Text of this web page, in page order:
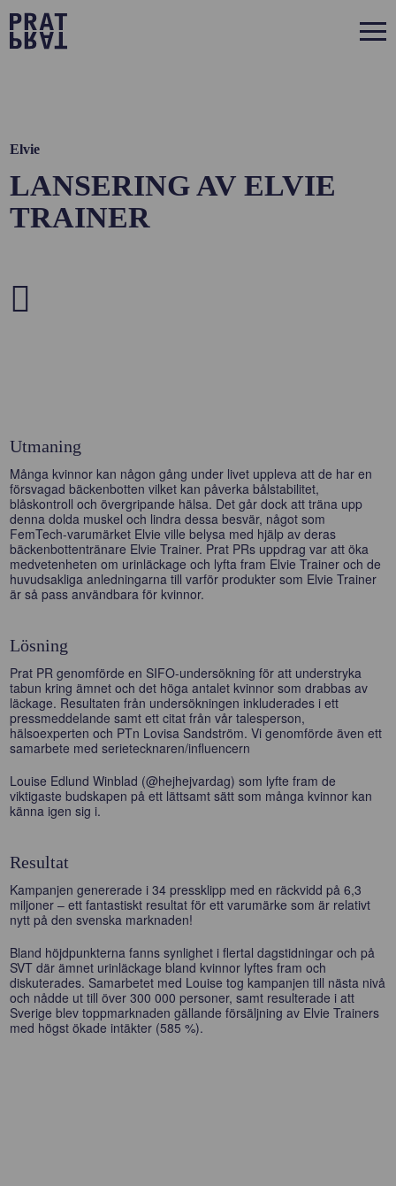
Elvie
LANSERING AV ELVIE
TRAINER
Utmaning
Många kvinnor kan någon gång under livet uppleva att de har en
försvagad bäckenbotten vilket kan påverka bålstabilitet,
blåskontroll och övergripande hälsa. Det går dock att träna upp
denna dolda muskel och lindra dessa besvär, något som
FemTech-varumärket Elvie ville belysa med hjälp av deras
bäckenbottentränare Elvie Trainer. Prat PRs uppdrag var att öka
medvetenheten om urinläckage och lyfta fram Elvie Trainer och de
huvudsakliga anledningarna till varför produkter som Elvie Trainer
är så pass användbara för kvinnor.
Lösning
Prat PR genomförde en SIFO-undersökning för att understryka
tabun kring ämnet och det höga antalet kvinnor som drabbas av
läckage. Resultaten från undersökningen inkluderades i ett
pressmeddelande samt ett citat från vår talesperson,
hälsoexperten och PTn Lovisa Sandström. Vi genomförde även ett
samarbete med serietecknaren/influencern
Louise Edlund Winblad (@hejhejvardag) som lyfte fram de
viktigaste budskapen på ett lättsamt sätt som många kvinnor kan
känna igen sig i.
Resultat
Kampanjen genererade i 34 pressklipp med en räckvidd på 6,3
miljoner – ett fantastiskt resultat för ett varumärke som är relativt
nytt på den svenska marknaden!
Bland höjdpunkterna fanns synlighet i flertal dagstidningar och på
SVT där ämnet urinläckage bland kvinnor lyftes fram och
diskuterades. Samarbetet med Louise tog kampanjen till nästa nivå
och nådde ut till över 300 000 personer, samt resulterade i att
Sverige blev toppmarknaden gällande försäljning av Elvie Trainers
med högst ökade intäkter (585 %).